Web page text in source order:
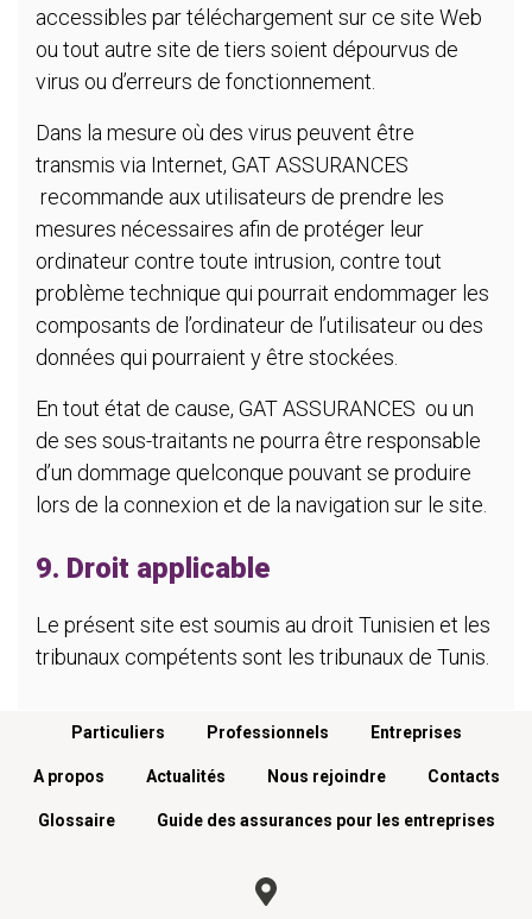
accessibles par téléchargement sur ce site Web
ou tout autre site de tiers soient dépourvus de
virus ou d’erreurs de fonctionnement.
Dans la mesure où des virus peuvent être
transmis via Internet, GAT ASSURANCES
recommande aux utilisateurs de prendre les
mesures nécessaires afin de protéger leur
ordinateur contre toute intrusion, contre tout
problème technique qui pourrait endommager les
composants de l’ordinateur de l’utilisateur ou des
données qui pourraient y être stockées.
En tout état de cause, GAT ASSURANCES ou un
de ses sous-traitants ne pourra être responsable
d’un dommage quelconque pouvant se produire
lors de la connexion et de la navigation sur le site.
9. Droit applicable
Le présent site est soumis au droit Tunisien et les
tribunaux compétents sont les tribunaux de Tunis.
Menu footer
Particuliers Professionnels Entreprises
A propos Actualités Nous rejoindre Contacts
Glossaire Guide des assurances pour les entreprises